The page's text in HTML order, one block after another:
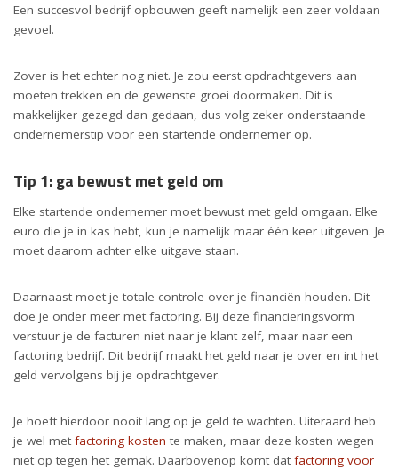
Een succesvol bedrijf opbouwen geeft namelijk een zeer voldaan
gevoel.
Zover is het echter nog niet. Je zou eerst opdrachtgevers aan
moeten trekken en de gewenste groei doormaken. Dit is
makkelijker gezegd dan gedaan, dus volg zeker onderstaande
ondernemerstip voor een startende ondernemer op.
Tip 1: ga bewust met geld om
Elke startende ondernemer moet bewust met geld omgaan. Elke
euro die je in kas hebt, kun je namelijk maar één keer uitgeven. Je
moet daarom achter elke uitgave staan.
Daarnaast moet je totale controle over je financiën houden. Dit
doe je onder meer met factoring. Bij deze financieringsvorm
verstuur je de facturen niet naar je klant zelf, maar naar een
factoring bedrijf. Dit bedrijf maakt het geld naar je over en int het
geld vervolgens bij je opdrachtgever.
Je hoeft hierdoor nooit lang op je geld te wachten. Uiteraard heb
je wel met factoring kosten te maken, maar deze kosten wegen
niet op tegen het gemak. Daarbovenop komt dat factoring voor